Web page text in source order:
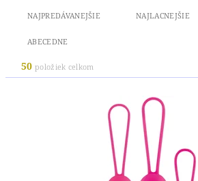
NAJPREDÁVANEJŠIE NAJLACNEJŠIE
ABECEDNE
50 položiek celkom